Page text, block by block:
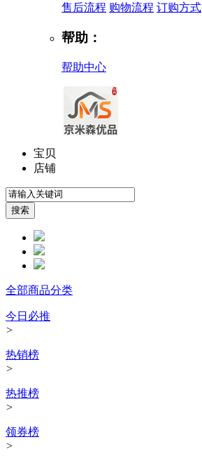
售后流程 购物流程 订购方式
帮助：
帮助中心
宝贝
店铺
全部商品分类
今日必推
>
热销榜
>
热推榜
>
领券榜
>